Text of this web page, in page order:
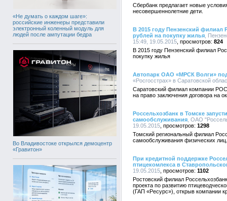
«Не думать о каждом шаге»:
российские инженеры представили
электронный коленный модуль для
людей после ампутации бедра
Во Владивостоке открылся демоцентр
«Гравитон»
Сбербанк предлагает новые
несовершеннолетние дети.
В 2015 году Пензенский филиал
рублей на покупку жилья ,
15:49, 19.05.2015
824
В 2015 году Пензенский филиал
покупку жилья
Автопарк ОАО «МРСК Волги»
«Росгосстрах» в Саратовской
Саратовский филиал компании
на право заключения договора на
Россельхозбанк в Томске
самообслуживания , ОАО
19.05.2015
1298
Томский региональный филиал
самообслуживания физических лиц.
При кредитной поддержке
птицекомлекса в
19.05.2015
1102
Ростовский филиал
проекта по развитию
(ГАП «Ресурс»), открыв компании